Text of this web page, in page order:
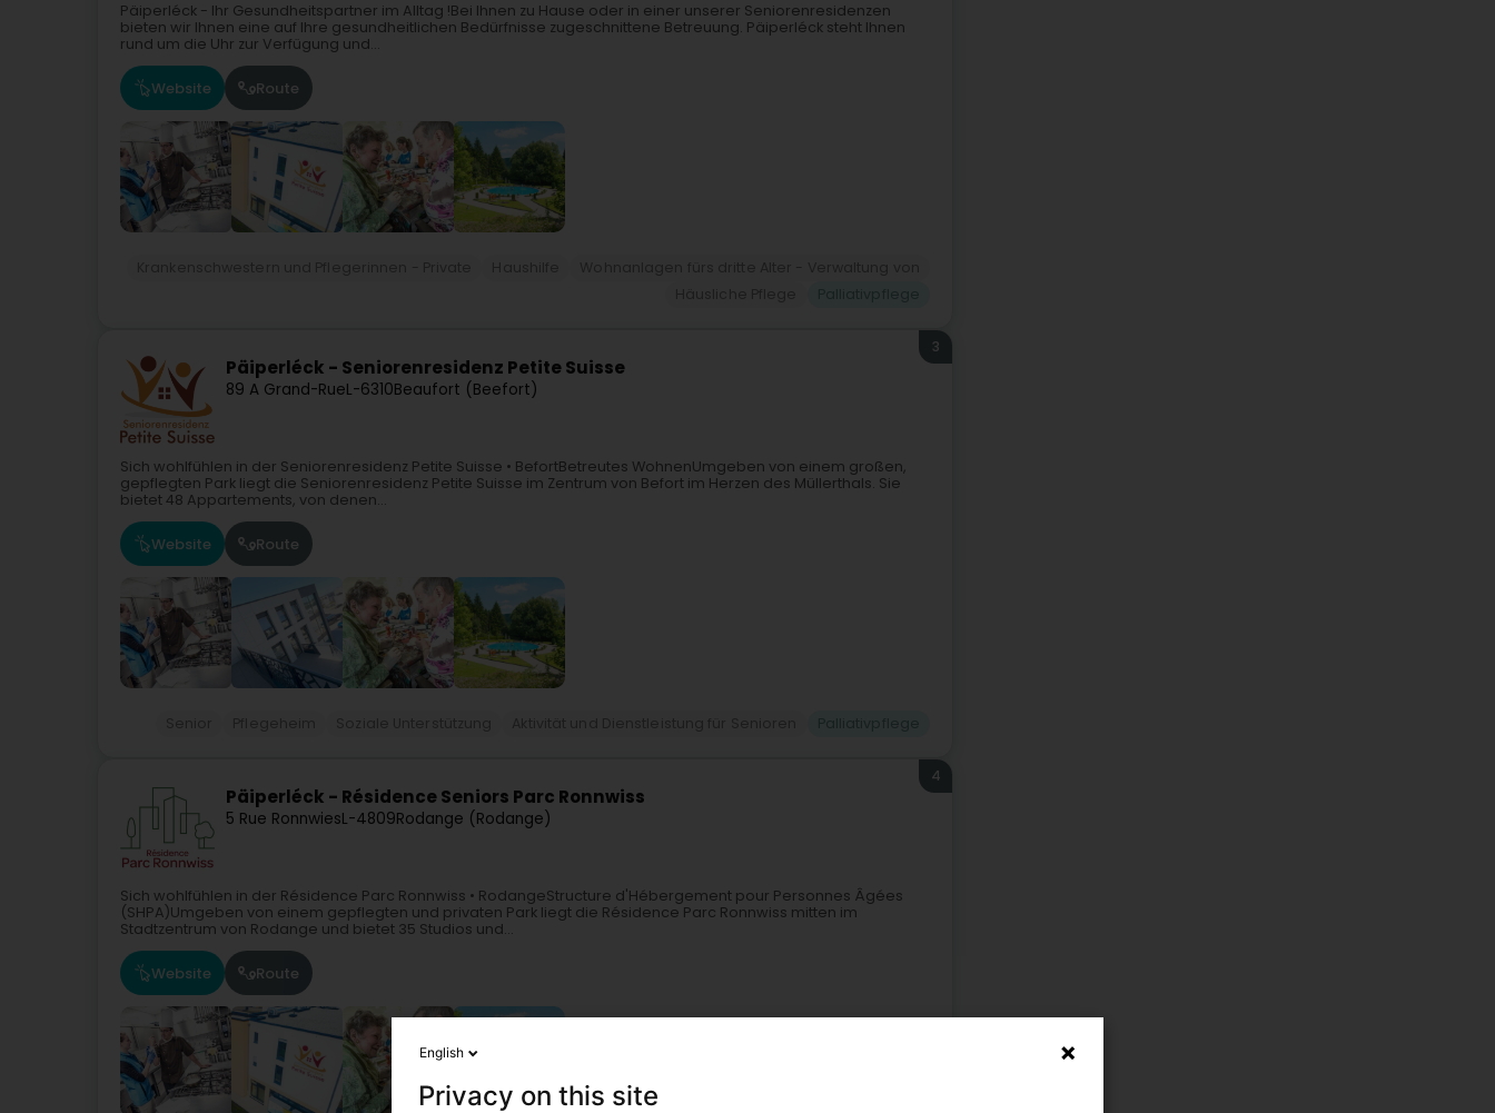
Päiperléck - Ihr Gesundheitspartner im Alltag !Bei Ihnen zu Hause oder in einer unserer Seniorenresidenzen
bieten wir Ihnen eine auf Ihre gesundheitlichen Bedürfnisse zugeschnittene Betreuung. Päiperléck steht Ihnen
rund um die Uhr zur Verfügung und...
Website Route
Päiperléck - Seniorenresidenz Petite Suisse
89 A Grand-RueL-6310Beaufort (Beefort)
3
Sich wohlfühlen in der Seniorenresidenz Petite Suisse • BefortBetreutes WohnenUmgeben von einem großen,
gepflegten Park liegt die Seniorenresidenz Petite Suisse im Zentrum von Befort im Herzen des Müllerthals. Sie
bietet 48 Appartements, von denen...
Website Route
Päiperléck - Résidence Seniors Parc Ronnwiss
5 Rue RonnwiesL-4809Rodange (Rodange)
4
Sich wohlfühlen in der Résidence Parc Ronnwiss • RodangeStructure d'Hébergement pour Personnes Âgées
(SHPA)Umgeben von einem gepflegten und privaten Park liegt die Résidence Parc Ronnwiss mitten im
Stadtzentrum von Rodange und bietet 35 Studios und...
Website Route
English
Privacy on this site